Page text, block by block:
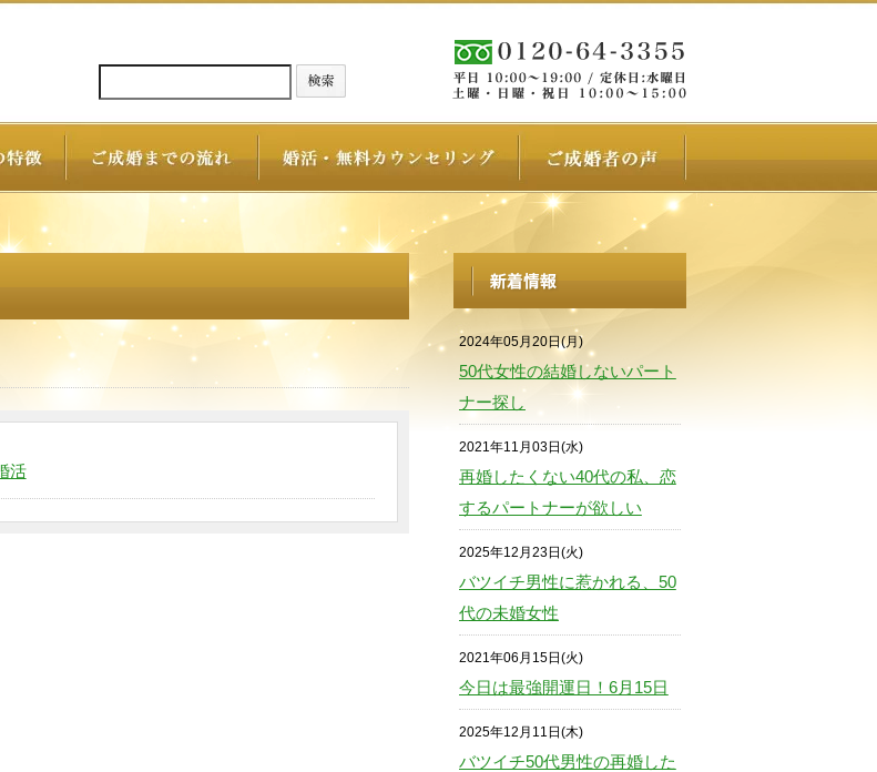
活
2024年05月20日(月)
50代女性の結婚しないパート
ナー探し
2021年11月03日(水)
再婚したくない40代の私、恋
するパートナーが欲しい
2025年12月23日(火)
バツイチ男性に惹かれる、50
代の未婚女性
2021年06月15日(火)
今日は最強開運日！6月15日
2025年12月11日(木)
バツイチ50代男性の再婚した